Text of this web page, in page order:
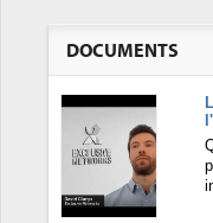
DOCUMENTS